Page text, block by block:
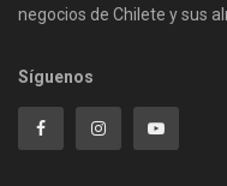
negocios de Chilete y sus
Síguenos